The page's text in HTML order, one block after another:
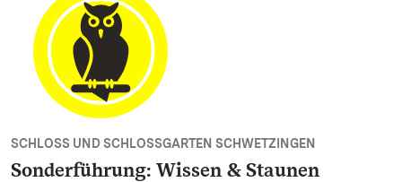
SCHLOSS UND SCHLOSSGARTEN SCHWETZINGEN
Sonderführung: Wissen & Staunen